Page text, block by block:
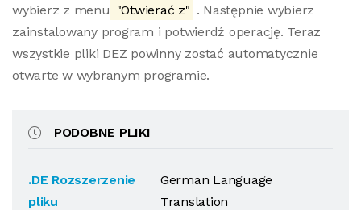
wybierz z menu "Otwierać z" . Następnie wybierz
zainstalowany program i potwierdź operację. Teraz
wszystkie pliki DEZ powinny zostać automatycznie
otwarte w wybranym programie.
PODOBNE PLIKI
.DE Rozszerzenie
pliku
German Language
Translation